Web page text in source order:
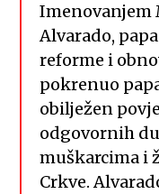
Imenovanjem
Alvarado,
reforme i
pokrenuo
obilježen
odgovornih
muškarcima i
Crkve.